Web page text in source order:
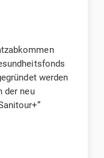
werden
der neu